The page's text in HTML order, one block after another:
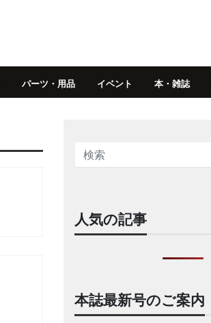
パーツ・用品 イベント 本・雑誌
人気の記事
本誌最新号のご案内